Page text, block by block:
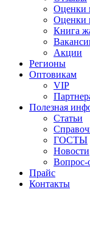
Оценки
Оценки
Книга
Акции
Регионы
Оптовикам
VIP
Полезная
Статьи
ГОСТЫ
Новости
Вопрос-
Прайс
Контакты